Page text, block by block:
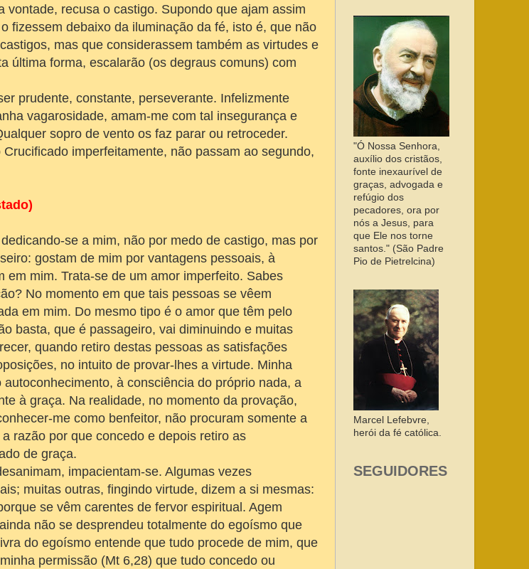
vontade, recusa o castigo. Supondo que ajam assim
fizessem debaixo da iluminação da fé, isto é, que não
mas que considerassem também as virtudes e
última forma, escalarão (os degraus comuns) com
prudente, constante, perseverante. Infelizmente
vagarosidade, amam-me com tal insegurança e
sopro de vento os faz parar ou retroceder.
imperfeitamente, não passam ao segundo,
se a mim, não por medo de castigo, mas por
gostam de mim por vantagens pessoais, à
em mim. Trata-se de um amor imperfeito. Sabes
No momento em que tais pessoas se vêem
em mim. Do mesmo tipo é o amor que têm pelo
basta, que é passageiro, vai diminuindo e muitas
quando retiro destas pessoas as satisfações
no intuito de provar-lhes a virtude. Minha
à consciência do próprio nada, a
à graça. Na realidade, no momento da provação,
me como benfeitor, não procuram somente a
razão por que concedo e depois retiro as
de graça.
impacientam-se. Algumas vezes
muitas outras, fingindo virtude, dizem a si mesmas:
se vêm carentes de fervor espiritual. Agem
não se desprendeu totalmente do egoísmo que
do egoísmo entende que tudo procede de mim, que
permissão (Mt 6,28) que tudo concedo ou
"Ó Nossa Senhora,
auxílio dos cristãos,
fonte inexaurível de
graças, advogada e
refúgio dos
pecadores, ora por
nós a Jesus, para
que Ele nos torne
santos." (São Padre
Pio de Pietrelcina)
Marcel Lefebvre,
herói da fé católica.
SEGUIDORES